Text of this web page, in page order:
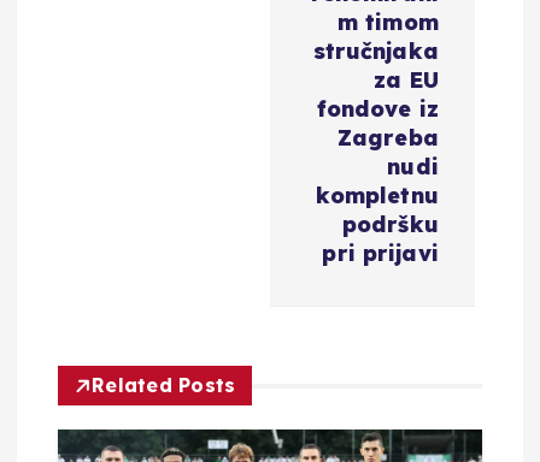
a
m timom
stručnjaka
za EU
fondove iz
Zagreba
nudi
kompletnu
podršku
pri prijavi
Related Posts